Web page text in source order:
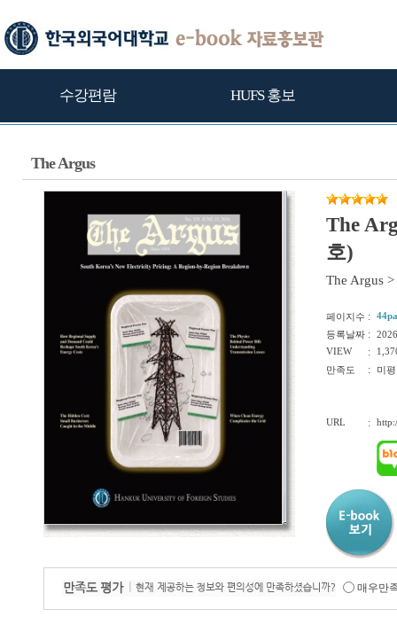
수강편람 HUFS 홍보
The Argus
The
호)
The Argus >
페이지수 :
등록날짜 :
VIEW
:
만족도
: 미
URL :
매우만